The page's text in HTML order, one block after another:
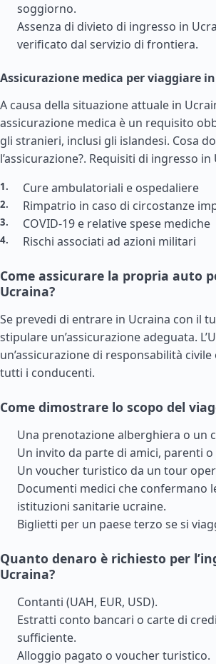
soggiorno.
Assenza di divieto di ingresso in
verificato dal servizio di frontiera.
Assicurazione medica per viaggiare
A causa della situazione attuale in
assicurazione medica è un requisito
gli stranieri, inclusi gli islandesi. Cosa
l’assicurazione?. Requisiti di ingresso in
Cure ambulatoriali e ospedaliere
Rimpatrio in caso di circostanze
COVID-19 e relative spese mediche
Rischi associati ad azioni militari
Come assicurare la propria auto
Ucraina?
Se prevedi di entrare in Ucraina con il
stipulare un’assicurazione adeguata.
un’assicurazione di responsabilità
tutti i conducenti.
Come dimostrare lo scopo del
Una prenotazione alberghiera o un
Un invito da parte di amici, parenti o
Un voucher turistico da un tour
Documenti medici che confermano
istituzioni sanitarie ucraine.
Biglietti per un paese terzo se si
Quanto denaro è richiesto per
Ucraina?
Contanti (UAH, EUR, USD).
Estratti conto bancari o carte di
sufficiente.
Alloggio pagato o voucher turistico.